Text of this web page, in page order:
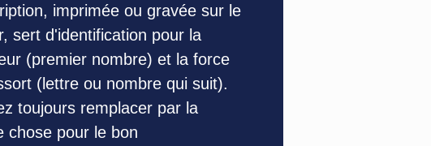
imprimée ou gravée sur le
sert d'identification pour la
(premier nombre) et la force
(lettre ou nombre qui suit).
toujours remplacer par la
chose pour le bon